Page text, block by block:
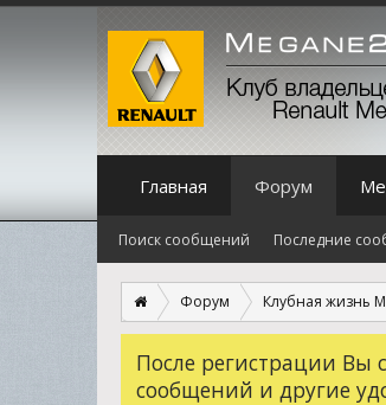
Форум Клубная жизнь
После регистрации Вы
сообщений и другие
Главная Форум
Поиск сообщений Последние